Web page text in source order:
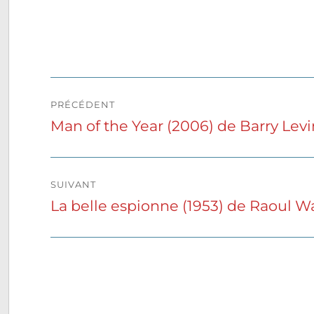
de
PRÉCÉDENT
Publication
Man of the Year (2006) de Barry
SUIVANT
Publication
La belle espionne (1953) de Raoul